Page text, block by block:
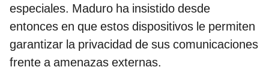
especiales. Maduro ha insistido desde
entonces en que estos dispositivos le permiten
garantizar la privacidad de sus comunicaciones
frente a amenazas externas.